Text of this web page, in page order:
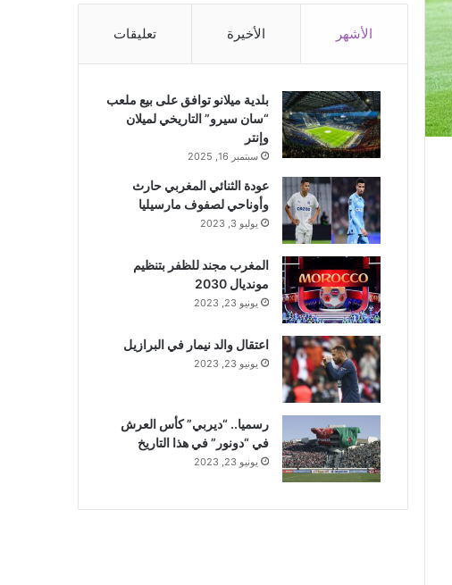
الأشهر الأخيرة تعليقات
بلدية ميلانو توافق على بيع ملعب
“سان سيرو” التاريخي لميلان
وإنتر
سبتمبر 16, 2025
عودة الثنائي المغربي حارث
وأوناحي لصفوف مارسيليا
يوليو 3, 2023
المغرب مجند للظفر بتنظيم
مونديال 2030
يونيو 23, 2023
اعتقال والد نيمار في البرازيل
يونيو 23, 2023
رسميا.. “ديربي” كأس العرش
في “دونور” في هذا التاريخ
يونيو 23, 2023